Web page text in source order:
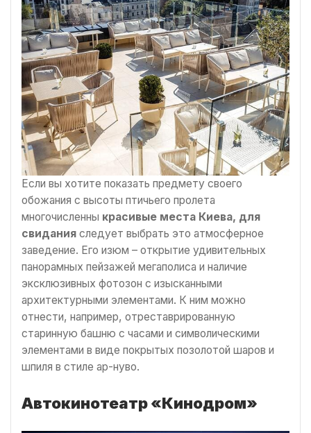
Если вы хотите показать предмету своего
обожания с высоты птичьего пролета
многочисленны красивые места Киева, для
свидания следует выбрать это атмосферное
заведение. Его изюм – открытие удивительных
панорамных пейзажей мегаполиса и наличие
эксклюзивных фотозон с изысканными
архитектурными элементами. К ним можно
отнести, например, отреставрированную
старинную башню с часами и символическими
элементами в виде покрытых позолотой шаров и
шпиля в стиле ар-нуво.
Автокинотеатр «Кинодром»